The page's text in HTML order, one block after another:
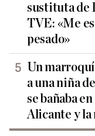
sustituta de
TVE: «Me
pesado»
Un
a una niña
se bañaba
Alicante y la